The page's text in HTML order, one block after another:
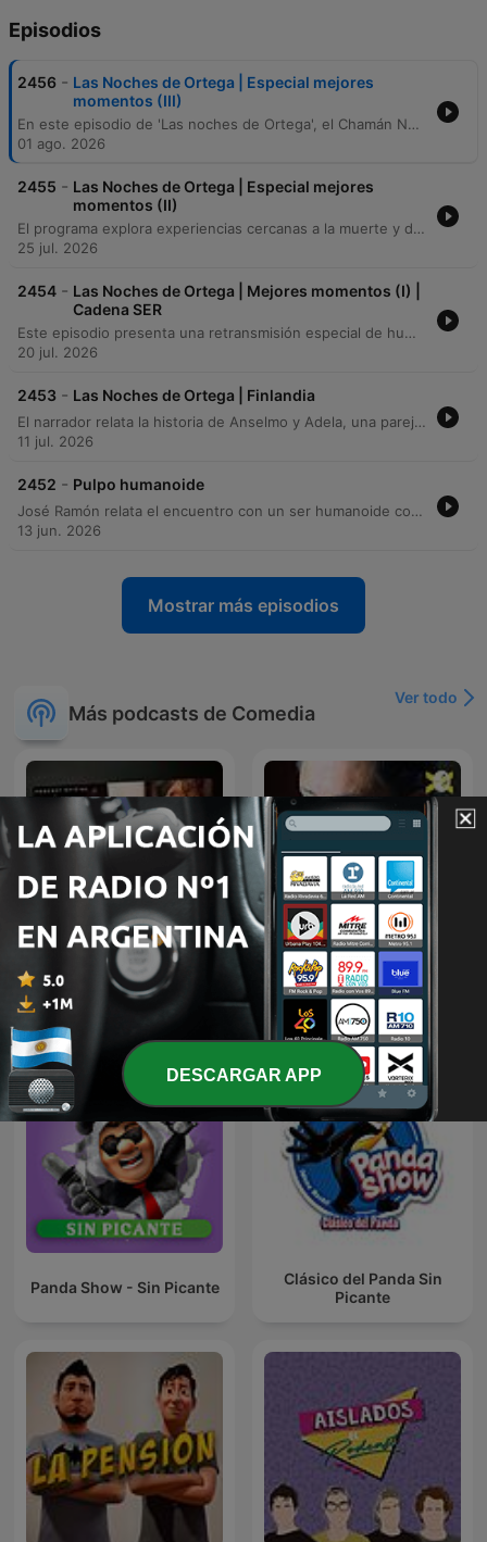
Episodios
2456 - Las Noches de Ortega | Especial mejores
momentos (III)
En este episodio de 'Las noches de Ortega', el Chamán Nayakú ofrece una profunda reflexión sobre el silencio, la conexión con el cosmos y la dificultad de expresar lo trascendental. A través de un diálogo con los oyentes, se exploran temas como la validación de la experiencia espiritual y la importancia de habitar el misterio. La segunda parte del programa transita hacia la nostalgia musical con Juanma Castillo, realizando un recorrido por la música de los años 80. Los participantes comparten recuerdos sobre la creatividad, la vitalidad y las transformaciones sociales de esa década, contrastándolas con la ansiedad y el consumismo de la era tecnológica actual.
01 ago. 2026
2455 - Las Noches de Ortega | Especial mejores
momentos (II)
El programa explora experiencias cercanas a la muerte y dimensiones espirituales mediante testimonios de investigadores y oyentes, abordando desde encuentros románticos hasta la sensación de aburrimiento en el más allá. Tras una revelación donde el presentador confiesa haber orquestado algunos relatos, la conversación se desplaza hacia los viajes astrales y las capacidades de proyección del alma. El episodio concluye con diversas llamadas que detallan experiencias de salida del cuerpo, variaciones en la capacidad de elevación y la frecuencia de estos fenómenos. Finalmente, el presentador reflexiona sobre la solidaridad ciudadana ante un apagón eléctrico y la importancia de la radio.
25 jul. 2026
2454 - Las Noches de Ortega | Mejores momentos (I) |
Cadena SER
Este episodio presenta una retransmisión especial de humor desde el Teatro España con la humorista Luisa Carcajada. La emisión, que buscaba un tono más relajado, se ve interrumpida por la indignación de varios oyentes que critican el uso de sketches de mímica inapropiados para el formato radiofónico. Tras las críticas por la pérdida de los valores tradicionales de la radio, el programa incluye una reflexión de Luisa Carcajada sobre su trayectoria profesional y concluye con una lectura poética de tono existencial.
20 jul. 2026
2453 - Las Noches de Ortega | Finlandia
El narrador relata la historia de Anselmo y Adela, una pareja que planea con ilusión unas vacaciones en Finlandia, incluyendo la decisión de Anselmo de llevar su máquina de escribir. Sin embargo, al llegar a Helsinki, Anselmo desarrolla una obsesión por escribir un libro que explique cada concepto con precisión absoluta. Esta necesidad de perfección lo lleva a encerrarse en su habitación y distanciarse de Adela. La magnitud de su escritura termina por fracturar la relación, resultando en la separación definitiva de la pareja.
11 jul. 2026
2452 - Pulpo humanoide
José Ramón relata el encuentro con un ser humanoide con apariencia de pulpo que llegó a su casa tras un accidente espacial. A pesar de la naturaleza extraordinaria del visitante, él y su esposa muestran una total falta de curiosidad, llegando incluso a aceptar un viaje al planeta de Andrómeda solo para evitar conflictos. Posteriormente, los entrevistados relatan cómo el ser los secuestró y mantuvo atados con cadenas de energía durante dos años y medio debido a su deseo de atención. La entrevista concluye con la revelación de que la esposa está embarazada del ser alienígena, manteniendo una actitud de total indiferencia ante el suceso.
13 jun. 2026
Mostrar más episodios
Más podcasts de Comedia
Ver todo
La Venganza Será Terrible
(oficial)
Hernán Casciari -
Contestador
VORTERIX.COM
Panda Show - Sin Picante
Clásico del Panda Sin
Picante
DESCARGAR APP